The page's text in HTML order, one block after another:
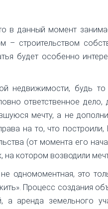
в данный момент
– строительством
будет особенно
недвижимости, будь
ответственное
мечту, а не
на то, что
(от момента его
на котором возводили
одномоментная, это
Процесс создания
а аренда земельного